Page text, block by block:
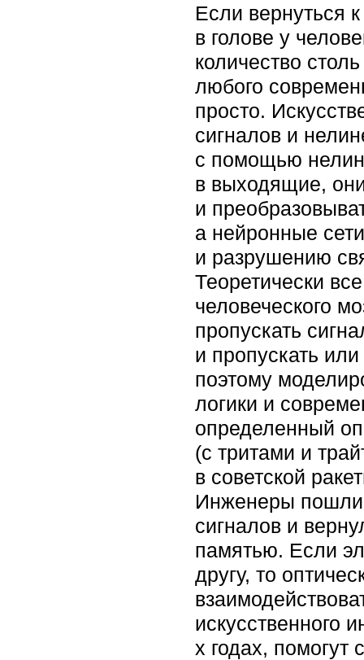
Если вернуться
в голове у
количество
любого
просто.
сигналов и
с помощью
в выходящие,
и
а нейронные
и разрушению
Теоретически
человеческого
пропускать
и пропускать
поэтому
логики и
определенный
(с тритами и
в советской
Инженеры пошли
сигналов и
памятью. Если
другу, то
искусственного
х годах, помогут